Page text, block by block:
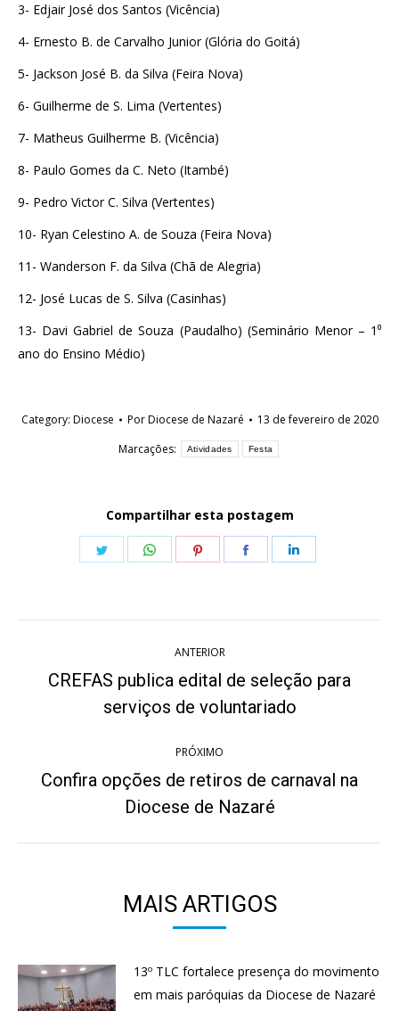
3- Edjair José dos Santos (Vicência)
4- Ernesto B. de Carvalho Junior (Glória do Goitá)
5- Jackson José B. da Silva (Feira Nova)
6- Guilherme de S. Lima (Vertentes)
7- Matheus Guilherme B. (Vicência)
8- Paulo Gomes da C. Neto (Itambé)
9- Pedro Victor C. Silva (Vertentes)
10- Ryan Celestino A. de Souza (Feira Nova)
11- Wanderson F. da Silva (Chã de Alegria)
12- José Lucas de S. Silva (Casinhas)
13- Davi Gabriel de Souza (Paudalho) (Seminário Menor – 1⁰
ano do Ensino Médio)
Category: Diocese PorDiocese de Nazaré
13 de fevereiro de 2020
Marcações:
Atividades Festa
Compartilhar esta postagem
Share
Share
Share
Share
ANTERIOR
Post
anterior:
CREFAS publica edital de seleção para
serviços de voluntariado
PRÓXIMO
Próximo
post:
Confira opções de retiros de carnaval na
Diocese de Nazaré
MAIS ARTIGOS
13º TLC fortalece presença do movimento
em mais paróquias da Diocese de Nazaré